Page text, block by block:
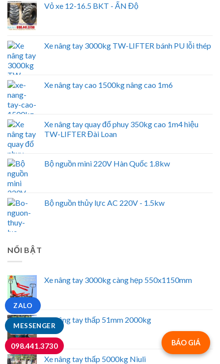
Vỏ xe 12-16.5 BKT - ẤN Độ
Xe nâng tay 3000kg TW-LIFTER bánh PU lỗi thép
Xe nâng tay cao 1500kg nâng cao 1m6
Xe nâng tay quay đổ phuy 350kg cao 1m4 hiệu
TW-LIFTER Đài Loan
Bộ nguồn mini 220V Hàn Quốc 1.8kw
Bộ nguồn thủy lực AC 220V - 1.5kw
NỔI BẬT
Xe nâng tay 3000kg càng hẹp 550x1150mm
Xe nâng tay thấp 51mm 2000kg
Xe nâng tay thấp 5000kg Niuli
BÁO GIÁ
MESSENGER
ZALO
098.441.3730